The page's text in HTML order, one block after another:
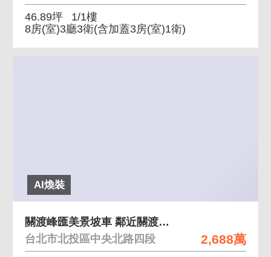
46.89坪
1/1樓
8房(室)3廳3衛(含加蓋3房(室)1衛)
AI煥裝
2,688萬
關渡峰匯美景坡車 鄰近關渡捷運站、好市多
台北市北投區中央北路四段